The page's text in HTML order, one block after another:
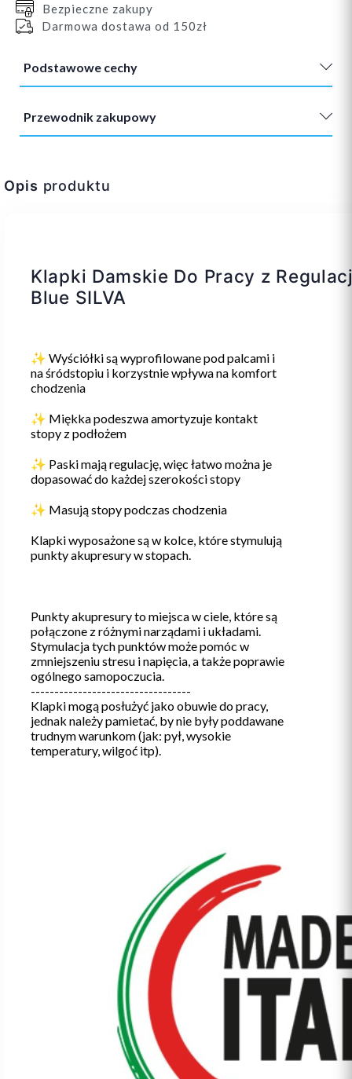
Bezpieczne zakupy
Darmowa dostawa od 150zł
Podstawowe cechy
Przewodnik zakupowy
Opis produktu
Klapki Damskie Do Pracy z
Blue SILVA
✨ Wyściółki są wyprofilowane pod palcami i
na śródstopiu i korzystnie wpływa na komfort
chodzenia
✨ Miękka podeszwa amortyzuje kontakt
stopy z podłożem
✨ Paski mają regulację, więc łatwo można je
dopasować do każdej szerokości stopy
✨ Masują stopy podczas chodzenia
Klapki wyposażone są w kolce, które stymulują
punkty akupresury w stopach.
Punkty akupresury to miejsca w ciele, które są
połączone z różnymi narządami i układami.
Stymulacja tych punktów może pomóc w
zmniejszeniu stresu i napięcia, a także poprawie
ogólnego samopoczucia.
----------------------------------
Klapki mogą posłużyć jako obuwie do pracy,
jednak należy pamietać, by nie były poddawane
trudnym warunkom (jak: pył, wysokie
temperatury, wilgoć itp).